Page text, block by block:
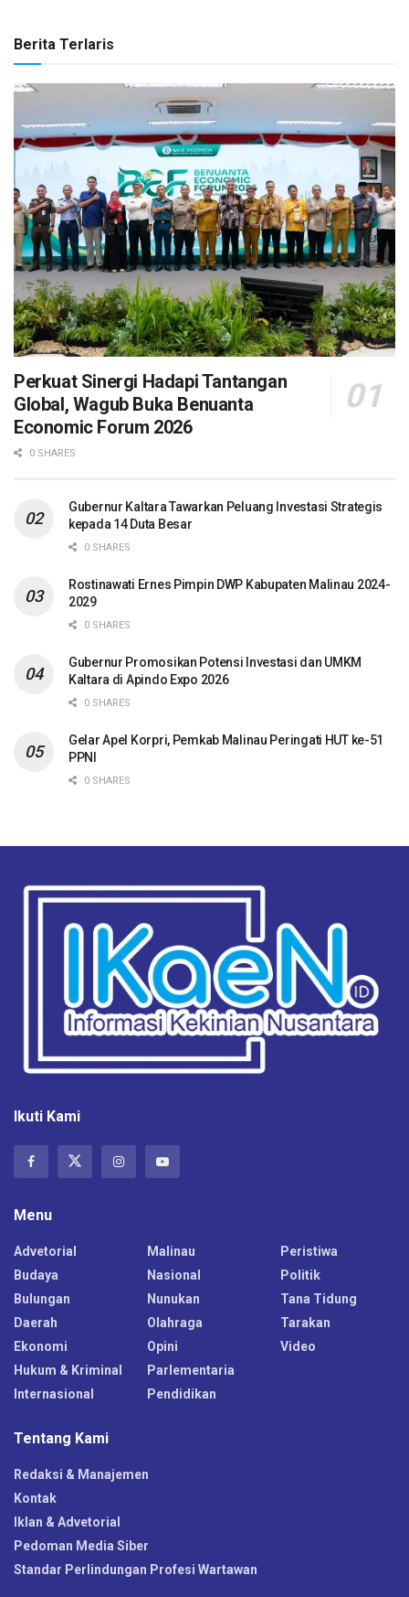
Berita Terlaris
Perkuat Sinergi Hadapi Tantangan
Global, Wagub Buka Benuanta
Economic Forum 2026
0 SHARES
Gubernur Kaltara Tawarkan Peluang Investasi Strategis
kepada 14 Duta Besar
0 SHARES
Rostinawati Ernes Pimpin DWP Kabupaten Malinau 2024-
2029
0 SHARES
Gubernur Promosikan Potensi Investasi dan UMKM
Kaltara di Apindo Expo 2026
0 SHARES
Gelar Apel Korpri, Pemkab Malinau Peringati HUT ke-51
PPNI
0 SHARES
Ikuti Kami
Menu
Advetorial
Budaya
Bulungan
Daerah
Ekonomi
Hukum & Kriminal
Internasional
Malinau
Nasional
Nunukan
Olahraga
Opini
Parlementaria
Pendidikan
Peristiwa
Politik
Tana Tidung
Tarakan
Video
Tentang Kami
Redaksi & Manajemen
Kontak
Iklan & Advetorial
Pedoman Media Siber
Standar Perlindungan Profesi Wartawan